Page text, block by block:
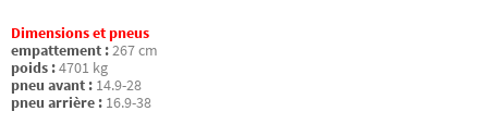
Dimensions et pneus
empattement :267 cm
poids :4701 kg
pneu avant : 14.9-28
pneu arrière : 16.9-38